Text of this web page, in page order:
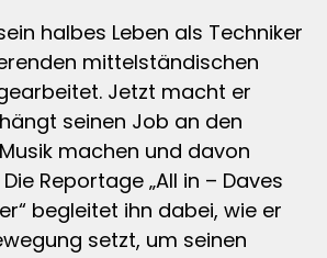
halbes Leben als Techniker
mittelständischen
Jetzt macht er
seinen Job an den
machen und davon
Reportage „All in – Daves
begleitet ihn dabei, wie er
setzt, um seinen